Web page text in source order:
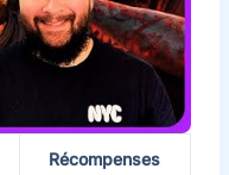
Récompenses